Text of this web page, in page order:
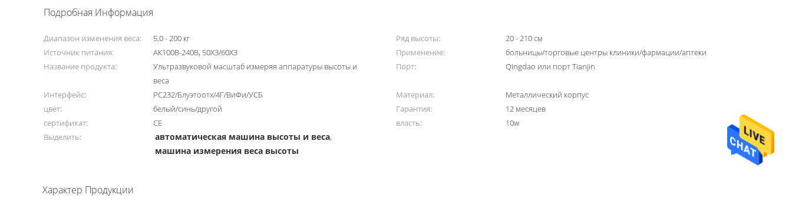
Подробная Информация
Диапазон изменения веса: 5.0 - 200 кг Ряд высоты:
20 - 210 см
Источник питания:
АК100В-240В, 50ХЗ/60ХЗ Применение:
больницы/торговые центры клиники/фармации/аптеки
Название продукта:
Ультразвуковой масштаб измеряя аппаратуры высоты и
веса
Порт: Qingdao или порт Tianjin
Интерфейс: РС232/Блуэтоотх/4Г/ВиФи/УСБ Материал:
Металлический корпус
цвет:
белый/синь/другой Гарантия:
12 месяцев
сертификат:
CE власть:
10w
Выделить:
автоматическая машина высоты и веса,
машина измерения веса высоты
Характер Продукции